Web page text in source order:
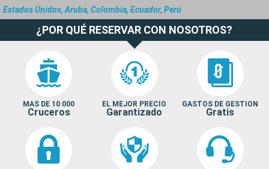
Estados Unidos, Aruba, Colombia, Ecuador, Perú
¿POR QUÉ RESERVAR CON NOSOTROS?
MAS DE 10 000
Cruceros
EL MEJOR PRECIO
Garantizado
GASTOS DE GESTION
Gratis